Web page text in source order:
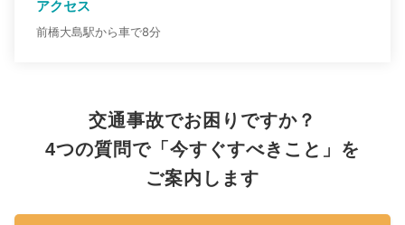
アクセス
前橋大島駅から車で8分
交通事故でお困りですか？
4つの質問で「今すぐすべきこと」を
ご案内します